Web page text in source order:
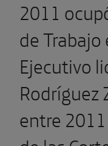
2011
de
Ejecutivo
Rodríguez
entre